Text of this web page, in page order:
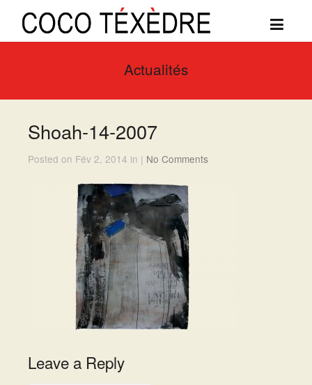
Actualités
Shoah-14-2007
Posted on Fév 2, 2014 in | No Comments
Leave a Reply